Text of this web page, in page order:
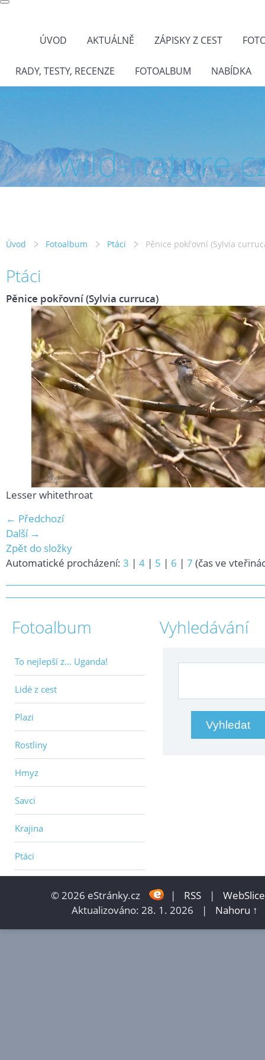
ÚVOD AKTUÁLNĚ ZÁPISKY Z CEST
RADY, TESTY, RECENZE FOTOALBUM NABÍDKA
wild-
Úvod Fotoalbum Ptáci Pěnice pokřovní (Sylvia
Ptáci
Pěnice pokřovní (Sylvia curruca)
Lesser whitethroat
← Předchozí
Další →
Zpět do složky
Automatické procházení: 3 | 4 | 5 | 6 | 7 (čas ve
Fotoalbum
To nejlepší z... Uganda!
Lidé z cest
Plazi
Rostliny
Hmyz
Savci
Krajina
Ptáci
Vyhledávání
© 2026 eStránky.cz | RSS |
WebSlice
Aktualizováno: 28. 1. 2026
| Nahoru ↑